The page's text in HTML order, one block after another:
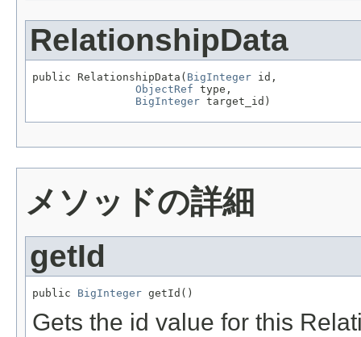
RelationshipData
public RelationshipData( BigInteger id,
ObjectRef type,
BigInteger target_id)
メソッドの詳細
getId
public BigInteger getId()
Gets the id value for this